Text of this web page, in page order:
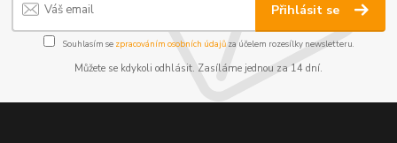
Přihlásit se
Souhlasím se zpracováním osobních údajůza účelem rozesílky newsletteru.
Můžete se kdykoli odhlásit. Zasíláme jednou za 14 dní.